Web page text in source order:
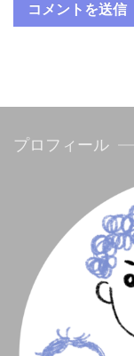
プロフィール